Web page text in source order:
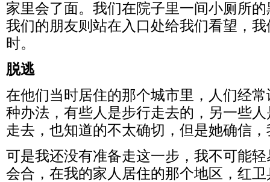
家里会了面。我们在院子里一间小厕所
我们的朋友则站在入口处给我们看望，
时。
脱逃
在他们当时居住的那个城市里，人们经
种办法，有些人是步行走去的，另一些
走去，也知道的不太确切，但是她确信
可是我还没有准备走这一步，我不可能
会合，在我的家人居住的那个地区，红